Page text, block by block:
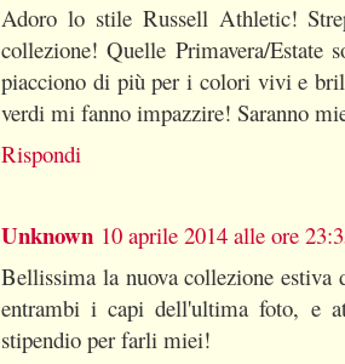
Adoro lo stile Russell Athletic!
collezione! Quelle Primavera/Estate
piacciono di più per i colori vivi e
verdi mi fanno impazzire! Saranno
Rispondi
Unknown 10 aprile 2014 alle ore
Bellissima la nuova collezione
entrambi i capi dell'ultima foto, e
stipendio per farli miei!